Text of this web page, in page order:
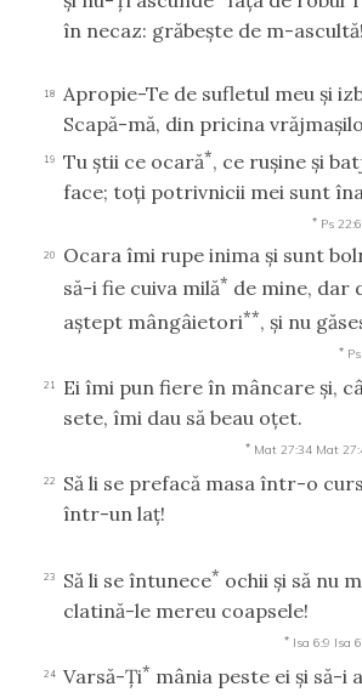
în necaz: grăbeşte de m-ascultă!
18
Apropie-Te de sufletul meu şi
Scapă-mă, din pricina
19 Tu ştii ce ocară*, ce ruşine şi
face; toţi potrivnicii mei sunt
* Ps 22:6
20
Ocara îmi rupe inima şi sunt
să-i fie cuiva milă* de mine, dar
aştept mângâietori**, şi nu
*
21 Ei îmi pun fiere în mâncare şi,
sete, îmi dau să beau oţet.
* Mat 27:34 Mat
22 Să li se prefacă masa într-o
într-un laţ!
23 Să li se întunece* ochii şi să nu
clatină-le mereu coapsele!
* Isa 6:9 Isa
24 Varsă-Ţi* mânia peste ei şi să-i